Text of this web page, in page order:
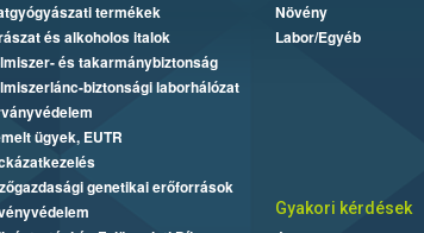
termékek
és alkoholos italok
és takarmánybiztonság
biztonsági laborhálózat
ügyek, EUTR
genetikai erőforrások
Növény
Labor/Egyéb
Gyakori kérdések